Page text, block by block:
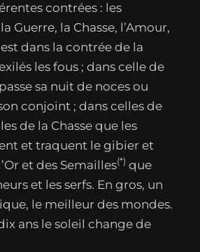
contrées : les
Guerre, la Chasse, l’Amour,
dans la contrée de la
les fous ; dans celle de
sa nuit de noces ou
conjoint ; dans celles de
de la Chasse que les
et traquent le gibier et
et des Semailles(*) que
et les serfs. En gros, un
le meilleur des mondes.
ans le soleil change de